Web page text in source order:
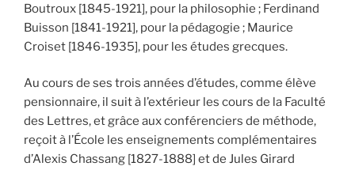
Boutroux [1845-1921], pour la philosophie ; Ferdinand
Buisson [1841-1921], pour la pédagogie ; Maurice
Croiset [1846-1935], pour les études grecques.
Au cours de ses trois années d’études, comme élève
pensionnaire, il suit à l’extérieur les cours de la Faculté
des Lettres, et grâce aux conférenciers de méthode,
reçoit à l’École les enseignements complémentaires
d’Alexis Chassang [1827-1888] et de Jules Girard